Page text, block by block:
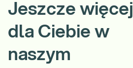
Jeszcze więcej
dla Ciebie w
naszym